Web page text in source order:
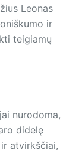
Leonas
ir
teigiamų
nurodoma,
didelę
atvirkščiai,